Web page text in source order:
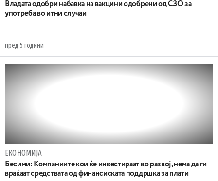
Владата одобри набавка на вакцини одобрени од СЗО за
употреба во итни случаи
пред 5 години
ЕКОНОМИЈА
Бесими: Компаниите кои ќе инвестираат во развој, нема да ги
враќаат средствата од финансиската поддршка за плати